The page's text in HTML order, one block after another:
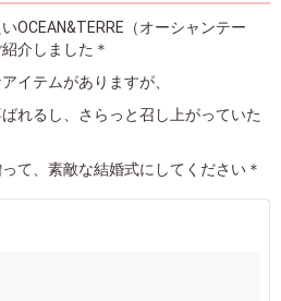
OCEAN&TERRE（オーシャンテー
介しました＊
イテムがありますが、
れるし、さらっと召し上がっていた
て、素敵な結婚式にしてください＊